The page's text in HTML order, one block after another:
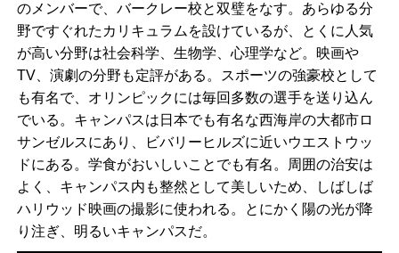
のメンバーで、バークレー校と双璧をなす。あらゆる分
野ですぐれたカリキュラムを設けているが、とくに人気
が高い分野は社会科学、生物学、心理学など。映画や
TV、演劇の分野も定評がある。スポーツの強豪校として
も有名で、オリンピックには毎回多数の選手を送り込ん
でいる。キャンパスは日本でも有名な西海岸の大都市ロ
サンゼルスにあり、ビバリーヒルズに近いウエストウッ
ドにある。学食がおいしいことでも有名。周囲の治安は
よく、キャンパス内も整然として美しいため、しばしば
ハリウッド映画の撮影に使われる。とにかく陽の光が降
り注ぎ、明るいキャンパスだ。